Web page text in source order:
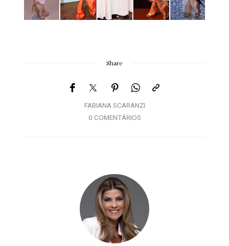
Share
FABIANA SCARANZI
0 COMENTÁRIOS